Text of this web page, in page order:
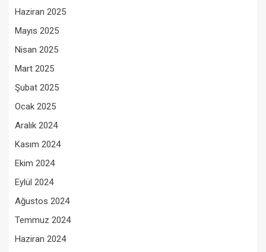
Haziran 2025
Mayıs 2025
Nisan 2025
Mart 2025
Şubat 2025
Ocak 2025
Aralık 2024
Kasım 2024
Ekim 2024
Eylül 2024
Ağustos 2024
Temmuz 2024
Haziran 2024